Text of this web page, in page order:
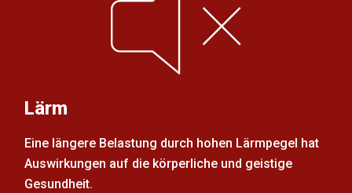
Lärm
Eine längere Belastung durch hohen Lärmpegel hat
Auswirkungen auf die körperliche und geistige
Gesundheit.